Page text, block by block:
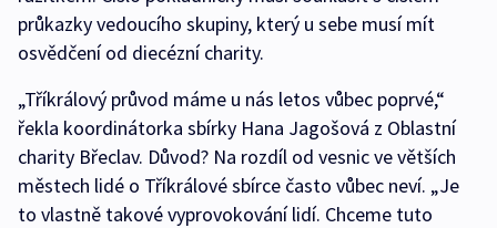
průkazky vedoucího skupiny, který u sebe musí mít
osvědčení od diecézní charity.
„Tříkrálový průvod máme u nás letos vůbec poprvé,“
řekla koordinátorka sbírky Hana Jagošová z Oblastní
charity Břeclav. Důvod? Na rozdíl od vesnic ve větších
městech lidé o Tříkrálové sbírce často vůbec neví. „Je
to vlastně takové vyprovokování lidí. Chceme tuto